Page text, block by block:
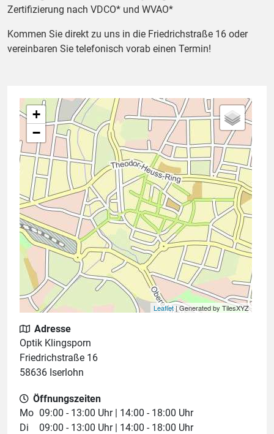
Zertifizierung nach VDCO* und WVAO*
Kommen Sie direkt zu uns in die Friedrichstraße 16 oder
vereinbaren Sie telefonisch vorab einen Termin!
+
−
Leaflet| Generated by TilesXYZ
Adresse
Optik Klingsporn
Friedrichstraße 16
58636 Iserlohn
Öffnungszeiten
Mo 09:00 - 13:00 Uhr | 14:00 - 18:00 Uhr
Di
09:00 - 13:00 Uhr | 14:00 - 18:00 Uhr